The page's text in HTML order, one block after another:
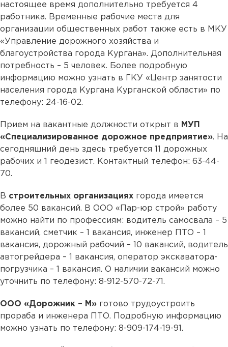
настоящее время дополнительно требуется 4
работника. Временные рабочие места для
организации общественных работ также есть в МКУ
«Управление дорожного хозяйства и
благоустройства города Кургана». Дополнительная
потребность – 5 человек. Более подробную
информацию можно узнать в ГКУ «Центр занятости
населения города Кургана Курганской области» по
телефону: 24-16-02.
Прием на вакантные должности открыт в МУП
«Специализированное дорожное предприятие». На
сегодняшний день здесь требуется 11 дорожных
рабочих и 1 геодезист. Контактный телефон: 63-44-
70.
В строительных организациях города имеется
более 50 вакансий. В ООО «Пар-юр строй» работу
можно найти по профессиям: водитель самосвала – 5
вакансий, сметчик – 1 вакансия, инженер ПТО – 1
вакансия, дорожный рабочий – 10 вакансий, водитель
автогрейдера – 1 вакансия, оператор экскаватора-
погрузчика – 1 вакансия. О наличии вакансий можно
уточнить по телефону: 8-912-570-72-71.
ООО «Дорожник – М» готово трудоустроить
прораба и инженера ПТО. Подробную информацию
можно узнать по телефону: 8-909-174-19-91.